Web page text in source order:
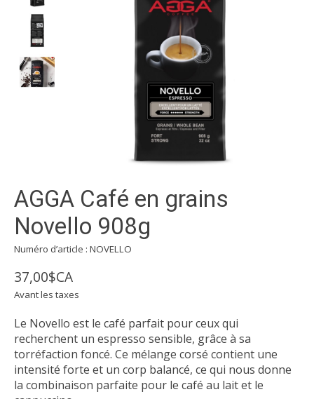
AGGA Café en grains
Novello 908g
Numéro d’article : NOVELLO
37,00$CA
Avant les taxes
Le Novello est le café parfait pour ceux qui
recherchent un espresso sensible, grâce à sa
torréfaction foncé. Ce mélange corsé contient une
intensité forte et un corp balancé, ce qui nous donne
la combinaison parfaite pour le café au lait et le